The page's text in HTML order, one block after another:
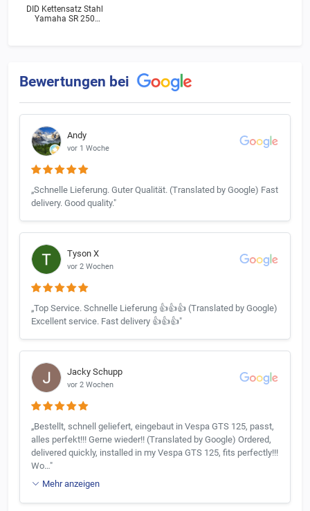
DID Kettensatz Stahl
Yamaha SR 250
Bewertungen bei
Andy
vor 1 Woche
„Schnelle Lieferung. Guter Qualität. (Translated by Google) Fast
delivery. Good quality."
Tyson X
vor 2 Wochen
„Top Service. Schnelle Lieferung 👍👍👍 (Translated by Google)
Excellent service. Fast delivery 👍👍👍"
Jacky Schupp
vor 2 Wochen
„Bestellt, schnell geliefert, eingebaut in Vespa GTS 125, passt,
alles perfekt!!! Gerne wieder!! (Translated by Google) Ordered,
delivered quickly, installed in my Vespa GTS 125, fits perfectly!!!
Wo…"
Mehr anzeigen